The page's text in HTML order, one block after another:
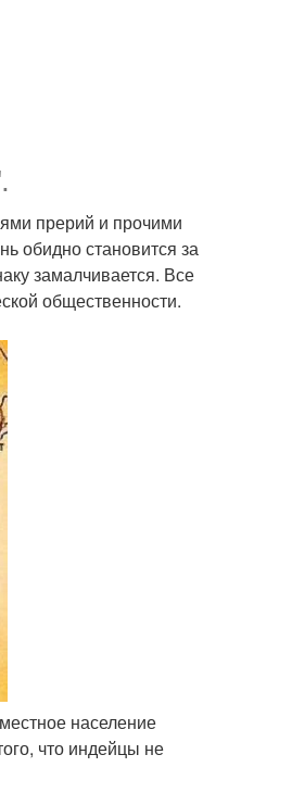
прерий и прочими
обидно становится за
замалчивается. Все
общественности.
население
что индейцы не